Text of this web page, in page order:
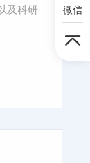
及科研
微信